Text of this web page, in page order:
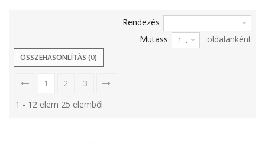
Rendezés --
Mutass 12 oldalanként
ÖSSZEHASONLÍTÁS (0)
1 2
3
1 - 12 elem 25 elemből